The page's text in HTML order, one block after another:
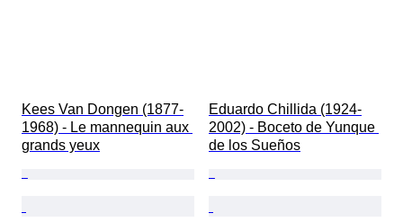
Kees Van Dongen (1877-
1968) - Le mannequin aux
grands yeux
Eduardo Chillida (1924-
2002) - Boceto de Yunque
de los Sueños